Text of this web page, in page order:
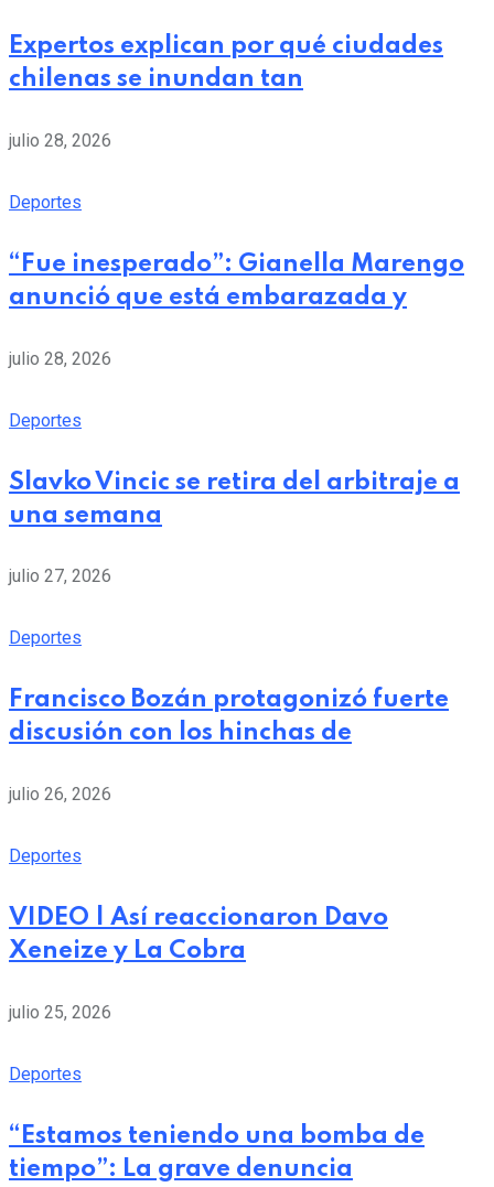
Expertos explican por qué ciudades
chilenas se inundan tan
julio 28, 2026
Deportes
“Fue inesperado”: Gianella Marengo
anunció que está embarazada y
julio 28, 2026
Deportes
Slavko Vincic se retira del arbitraje a
una semana
julio 27, 2026
Deportes
Francisco Bozán protagonizó fuerte
discusión con los hinchas de
julio 26, 2026
Deportes
VIDEO | Así reaccionaron Davo
Xeneize y La Cobra
julio 25, 2026
Deportes
“Estamos teniendo una bomba de
tiempo”: La grave denuncia